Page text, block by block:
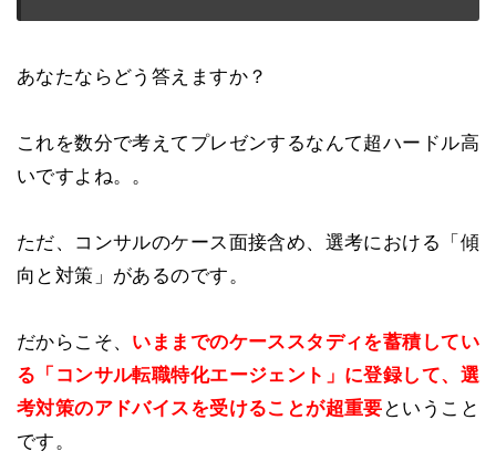
あなたならどう答えますか？
これを数分で考えてプレゼンするなんて超ハードル高
いですよね。。
ただ、コンサルのケース面接含め、選考における「傾
向と対策」があるのです。
だからこそ、 いままでのケーススタディを蓄積してい
る「コンサル転職特化エージェント」に登録して、選
考対策のアドバイスを受けることが超重要 ということ
です。